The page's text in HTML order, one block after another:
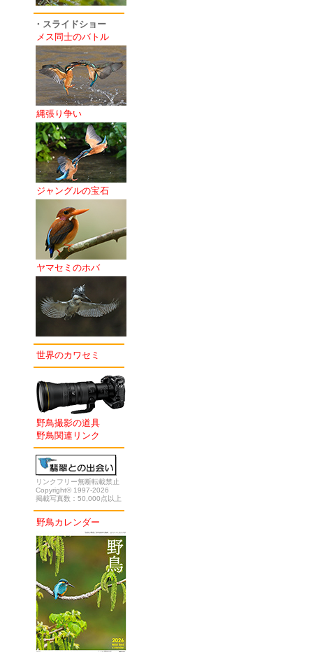
・スライドショー
メス同士のバトル
縄張り争い
ジャングルの宝石
ヤマセミのホバ
世界のカワセミ
野鳥撮影の道具
野鳥関連リンク
リンクフリー無断転載禁止
Copyright© 1997-2026
掲載写真数：50,000点以上
野鳥カレンダー